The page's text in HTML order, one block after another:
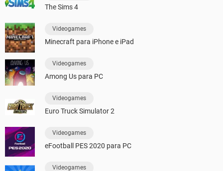
The Sims 4
Videogames
Minecraft para iPhone e iPad
Videogames
Among Us para PC
Videogames
Euro Truck Simulator 2
Videogames
eFootball PES 2020 para PC
Videogames